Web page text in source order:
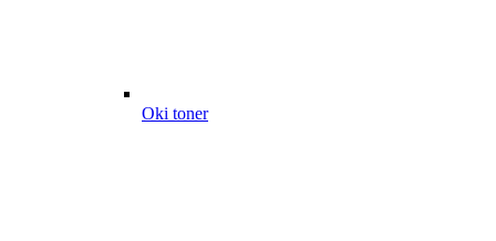
Oki toner